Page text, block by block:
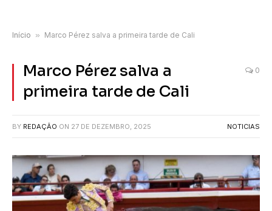
Início » Marco Pérez salva a primeira tarde de Cali
Marco Pérez salva a
primeira tarde de Cali
0
BY REDAÇÃO ON 27 DE DEZEMBRO, 2025 NOTICIAS